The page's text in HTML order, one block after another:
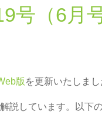
（6月号
版 を更新いたしまし
説しています。以下